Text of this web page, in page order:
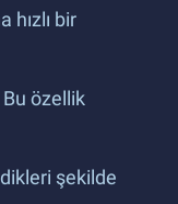
hızlı bir
özellik
şekilde